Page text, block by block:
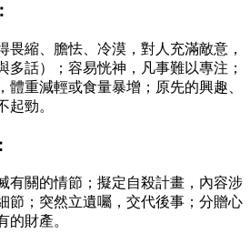
畏縮、膽怯、冷漠，對人充滿敵意，
多話）；容易恍神，凡事難以專注；
體重減輕或食量暴增；原先的興趣、
起勁。
有關的情節；擬定自殺計畫，內容涉
節；突然立遺囑，交代後事；分贈心
的財產。